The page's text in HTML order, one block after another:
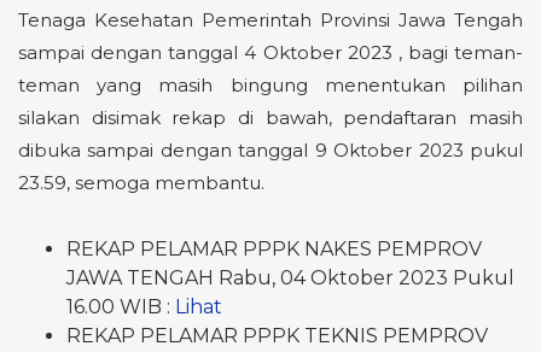
Tenaga Kesehatan Pemerintah Provinsi Jawa Tengah
sampai dengan tanggal 4 Oktober 2023 , bagi teman-
teman yang masih bingung menentukan pilihan
silakan disimak rekap di bawah, pendaftaran masih
dibuka sampai dengan tanggal 9 Oktober 2023 pukul
23.59, semoga membantu.
REKAP PELAMAR PPPK NAKES PEMPROV
JAWA TENGAH Rabu, 04 Oktober 2023 Pukul
16.00 WIB : Lihat
REKAP PELAMAR PPPK TEKNIS PEMPROV